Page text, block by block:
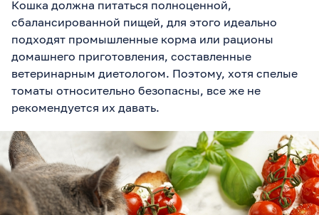
Кошка должна питаться полноценной,
сбалансированной пищей, для этого идеально
подходят промышленные корма или рационы
домашнего приготовления, составленные
ветеринарным диетологом. Поэтому, хотя спелые
томаты относительно безопасны, все же не
рекомендуется их давать.